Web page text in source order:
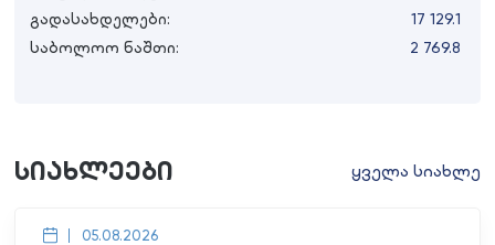
გადასახდელები:
17 129.1
საბოლოო ნაშთი:
2 769.8
სიახლეები ყველა სიახლე
05.08.2026